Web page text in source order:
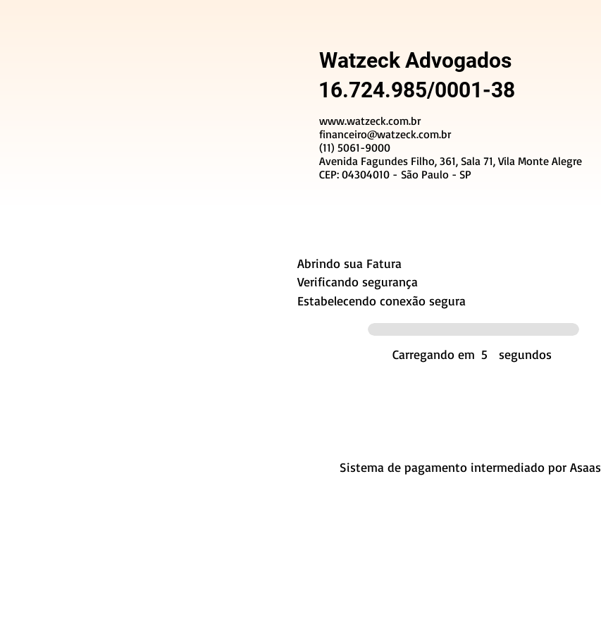
Watzeck Advogados
16.724.985/0001-38
www.watzeck.com.br
financeiro@watzeck.com.br
(11) 5061-9000
Avenida Fagundes Filho, 361, Sala 71, Vila Monte Alegre
CEP: 04304010 - São Paulo - SP
Abrindo sua Fatura
Estabelecendo conexão segura
Carregando em 5 segundos
Verificando segurança
Sistema de pagamento intermediado por Asaas